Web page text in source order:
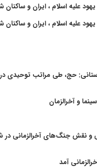
علیه اسلام ، ایران و ساکنان
علیه اسلام ، ایران و ساکنان
حج، طی مراتب توحیدی
و آخرالزمان
و نقش جنگ‌های آخرالزمانی در
آمد